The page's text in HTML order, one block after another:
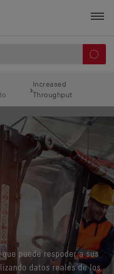
Increased
Throughput
puede respoder a sus
datos reales de los